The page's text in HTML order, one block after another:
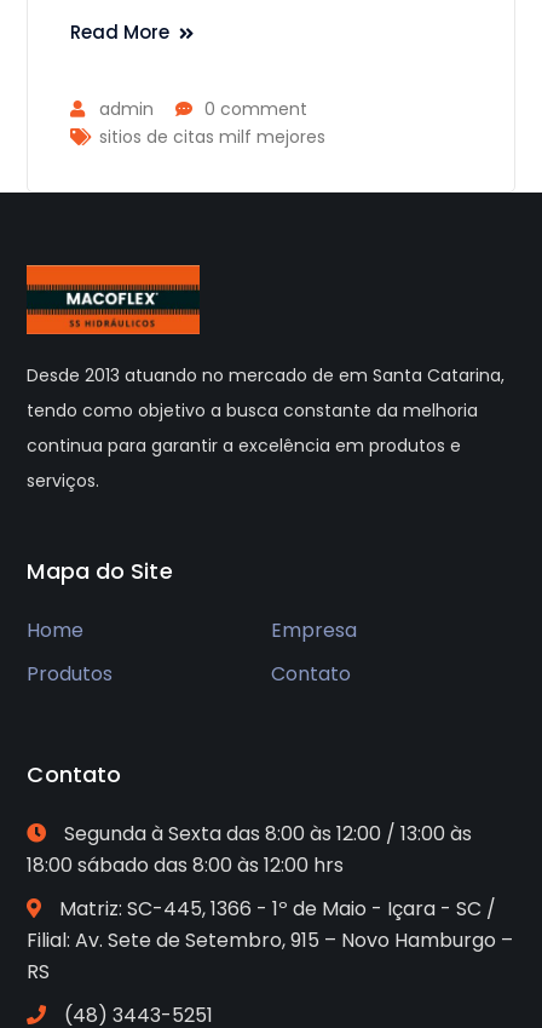
Read More
admin
0 comment
sitios de citas milf mejores
Desde 2013 atuando no mercado de em Santa Catarina,
tendo como objetivo a busca constante da melhoria
continua para garantir a excelência em produtos e
serviços.
Mapa do Site
Home
Empresa
Produtos
Contato
Contato
Segunda à Sexta das 8:00 às 12:00 / 13:00 às
18:00 sábado das 8:00 às 12:00 hrs
Matriz: SC-445, 1366 - 1º de Maio - Içara - SC /
Filial: Av. Sete de Setembro, 915 – Novo Hamburgo –
RS
(48) 3443-5251